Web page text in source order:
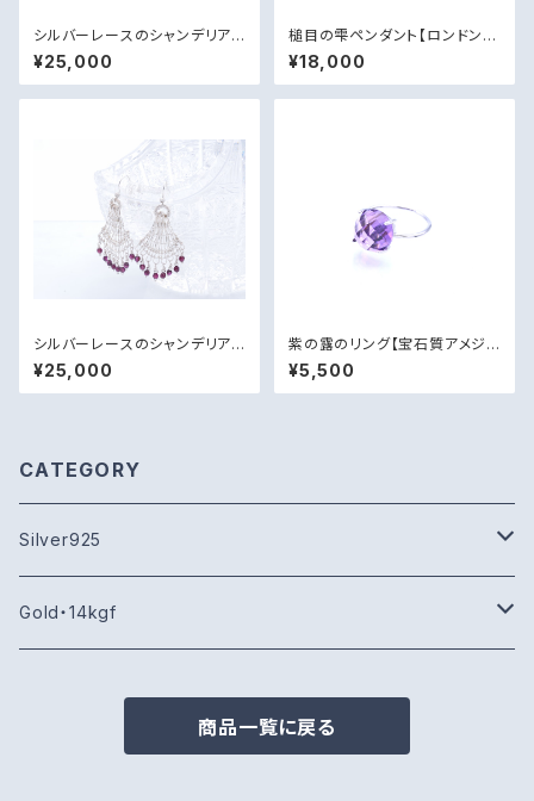
シルバーレースのシャンデリアピ
アス【ラピスラズリ・silver925】
¥25,000
槌目の雫ペンダント【ロンドンブ
ルートパーズ・18kgp・ 14kgf】
¥18,000
シルバーレースのシャンデリアピ
アス【ガーネット・silver925】
¥25,000
紫の露のリング【宝石質アメジス
ト・silver925】
¥5,500
CATEGORY
Silver925
ピアス・イヤリング
Gold・14kgf
商品一覧に戻る